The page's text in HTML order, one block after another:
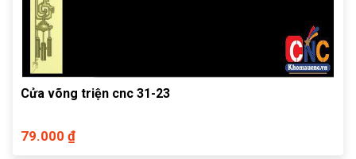
Cửa võng triện cnc 31-23
79.000 ₫